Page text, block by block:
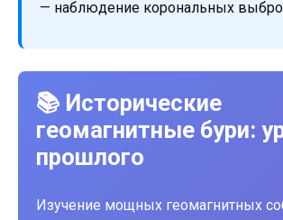
— наблюдение корональных
📚 Исторические
геомагнитные бури:
прошлого
Изучение мощных геомагнитных